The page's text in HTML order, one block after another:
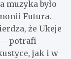
muzyka było
Futura.
że Ukeje
– potrafi
jak i w